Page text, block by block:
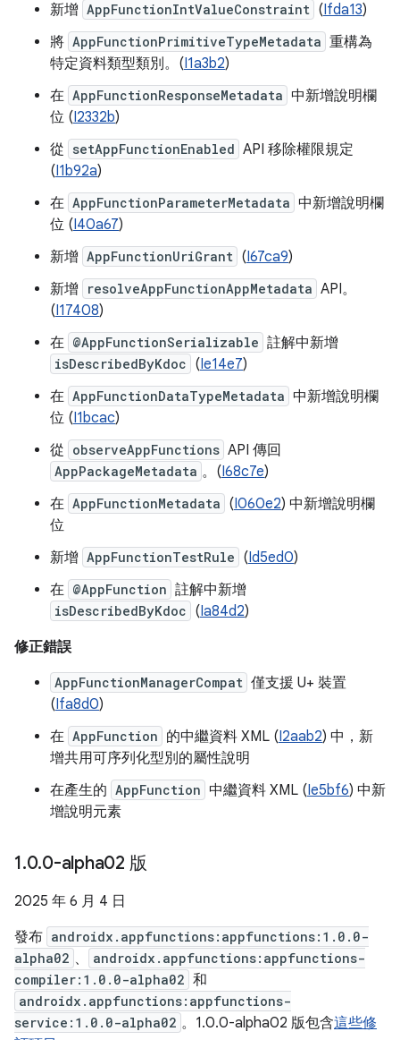
新增 AppFunctionIntValueConstraint (Ifda13)
將 AppFunctionPrimitiveTypeMetadata 重構為
特定資料類型類別。(I1a3b2)
在 AppFunctionResponseMetadata 中新增說明欄
位 (I2332b)
從 setAppFunctionEnabled API 移除權限規定
(I1b92a)
在 AppFunctionParameterMetadata 中新增說明欄
位 (I40a67)
新增 AppFunctionUriGrant (I67ca9)
新增
resolveAppFunctionAppMetadata API。
(I17408)
在 @AppFunctionSerializable 註解中新增
isDescribedByKdoc (Ie14e7)
在 AppFunctionDataTypeMetadata 中新增說明欄
位 (I1bcac)
從 observeAppFunctions API 傳回
AppPackageMetadata 。(I68c7e)
在 AppFunctionMetadata (I060e2) 中新增說明欄
位
新增 AppFunctionTestRule (Id5ed0)
在 @AppFunction 註解中新增
isDescribedByKdoc (Ia84d2)
修正錯誤
AppFunctionManagerCompat 僅支援 U+ 裝置
(Ifa8d0)
在 AppFunction 的中繼資料 XML (I2aab2) 中，新
增共用可序列化型別的屬性說明
在產生的 AppFunction 中繼資料 XML (Ie5bf6) 中新
增說明元素
1.0.0-alpha02 版
2025 年 6 月 4 日
發布 androidx.appfunctions:appfunctions:1.0.0-
alpha02 、
androidx.appfunctions:appfunctions-
compiler:1.0.0-alpha02 和
androidx.appfunctions:appfunctions-
service:1.0.0-alpha02 。1.0.0-alpha02 版包含這些修